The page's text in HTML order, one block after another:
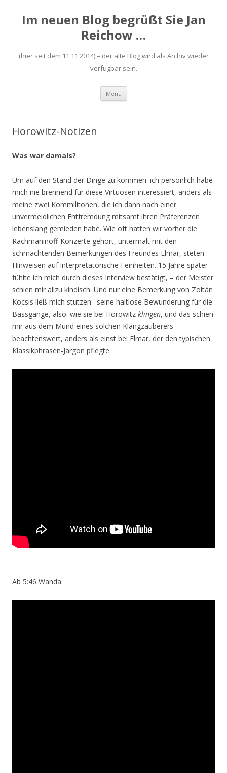
Im neuen Blog begrüßt Sie Jan
Reichow …
(hier seit dem 11.11.2014) – der alte Blog wird als Archiv wieder
verfügbar sein.
Menü Zum
springen
Horowitz-Notizen
Was war damals?
Um auf den Stand der Dinge zu kommen: ich persönlich habe
mich nie brennend für diese Virtuosen interessiert, anders als
meine zwei Kommilitonen, die ich dann nach einer
unvermeidlichen Entfremdung mitsamt ihren Präferenzen
lebenslang gemieden habe. Wie oft hatten wir vorher die
Rachmaninoff-Konzerte gehört, untermalt mit den
schmachtenden Bemerkungen des Freundes Elmar, steten
Hinweisen auf interpretatorische Feinheiten. 15 Jahre später
fühlte ich mich durch dieses Interview bestätigt, – der Meister
schien mir allzu kindisch. Und nur eine Bemerkung von Zoltán
Kocsis ließ mich stutzen: seine haltlose Bewunderung für die
Bassgänge, also: wie sie bei Horowitz klingen, und das schien
mir aus dem Mund eines solchen Klangzauberers
beachtenswert, anders als einst bei Elmar, der den typischen
Klassikphrasen-Jargon pflegte.
Ab 5:46 Wanda